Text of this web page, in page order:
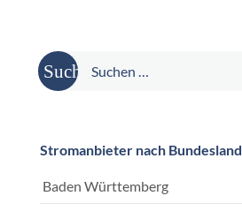
Suche
nach:
Stromanbieter nach Bundesland
Baden Württemberg